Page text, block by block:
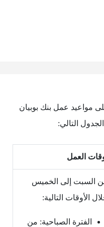
مواعيد عمل بنك بوبيان
العمل
السبت إلى الخميس
الأوقات التالية:
الفترة الصباحية: من